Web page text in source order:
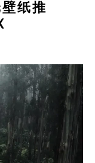
纸推